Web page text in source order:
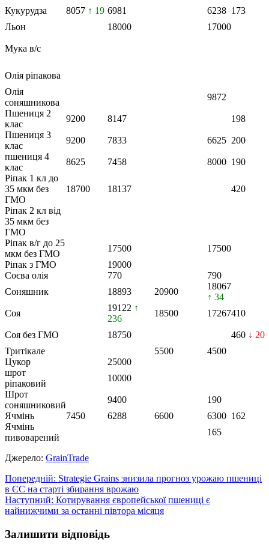
Кукурудза 8057 ↑ 19 6981 6238 173
Льон
18000 17000
Мука в/с
Олія ріпакова
Олія
соняшникова
9872
Пшениця 2
клас
9200 8147
198
Пшениця 3
клас
9200 7833 6625 200
пшениця 4
клас
8625 7458 8000 190
Ріпак 1 кл до
35 мкм без
ГМО
18700 18137 420
Ріпак 2 кл від
35 мкм без
ГМО
Ріпак в/г до 25
мкм без ГМО
17500
17500
Ріпак з ГМО
19000
Соєва олія
770
790
Соняшник
18893 20900
18067
↑ 34
Соя
19122 ↑
236
18500 17267410
Соя без ГМО 18750 460 ↓ 20
Тритікале
5500
4500
Цукор
25000
шрот
ріпаковий
10000
Шрот
соняшниковий
9400
190
Ячмінь
7450 6288 6600 6300 162
Ячмінь
пивоварений
165
Джерело: GrainTrade
Навігація
записів
Попередній: Strategie Grains знизила прогноз урожаю пшениці
в ЄС на старті збирання врожаю
Наступний: Котирування європейської пшениці є
найнижчими за останні півтора місяця
Залишити відповідь